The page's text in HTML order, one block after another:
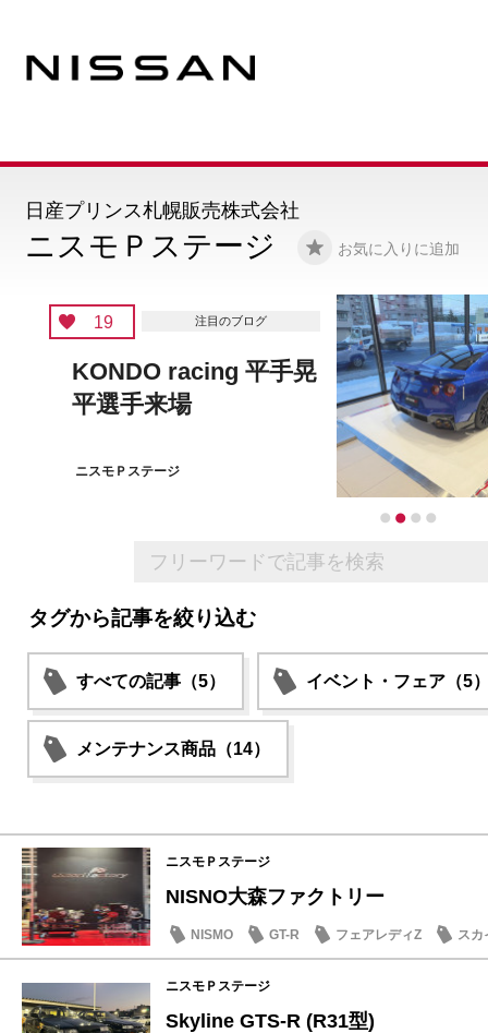
ニスモＰステージ お気に入りに追加
日産プリンス札幌販売株式会社
17 注目のブログ
インスタ始めました
ニスモＰステージ
タグから記事を絞り込む
すべての記事（5） イベント・フェア（5
メンテナンス商品（14）
ニスモＰステージ
NISNO大森ファクトリー
NISMO GT-R フェアレディZ スカ
ニスモＰステージ
Skyline GTS-R (R31型)